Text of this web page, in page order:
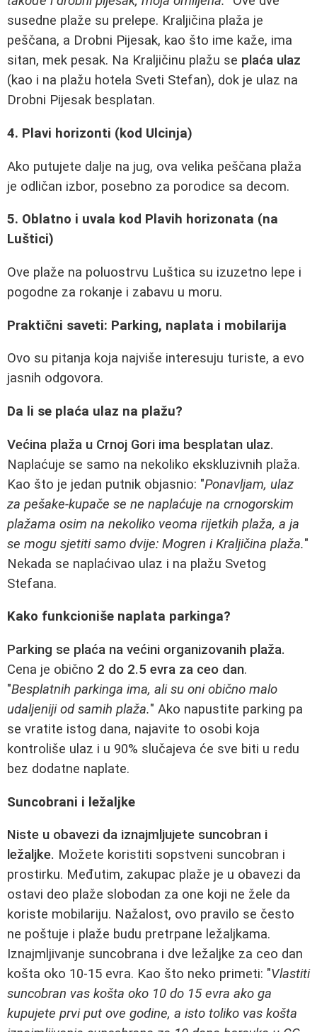
susedne plaže su prelepe. Kraljičina plaža je
peščana, a Drobni Pijesak, kao što ime kaže, ima
sitan, mek pesak. Na Kraljičinu plažu se plaća ulaz
(kao i na plažu hotela Sveti Stefan), dok je ulaz na
Drobni Pijesak besplatan.
4. Plavi horizonti (kod Ulcinja)
Ako putujete dalje na jug, ova velika peščana plaža
je odličan izbor, posebno za porodice sa decom.
5. Oblatno i uvala kod Plavih horizonata (na
Luštici)
Ove plaže na poluostrvu Luštica su izuzetno lepe i
pogodne za rokanje i zabavu u moru.
Praktični saveti: Parking, naplata i mobilarija
Ovo su pitanja koja najviše interesuju turiste, a evo
jasnih odgovora.
Da li se plaća ulaz na plažu?
Većina plaža u Crnoj Gori ima besplatan ulaz.
Naplaćuje se samo na nekoliko ekskluzivnih plaža.
Kao što je jedan putnik objasnio: "Ponavljam, ulaz
za pešake-kupače se ne naplaćuje na crnogorskim
plažama osim na nekoliko veoma rijetkih plaža, a ja
se mogu sjetiti samo dvije: Mogren i Kraljičina plaža."
Nekada se naplaćivao ulaz i na plažu Svetog
Stefana.
Kako funkcioniše naplata parkinga?
Parking se plaća na većini organizovanih plaža.
Cena je obično 2 do 2.5 evra za ceo dan.
"Besplatnih parkinga ima, ali su oni obično malo
udaljeniji od samih plaža." Ako napustite parking pa
se vratite istog dana, najavite to osobi koja
kontroliše ulaz i u 90% slučajeva će sve biti u redu
bez dodatne naplate.
Suncobrani i ležaljke
Niste u obavezi da iznajmljujete suncobran i
ležaljke. Možete koristiti sopstveni suncobran i
prostirku. Međutim, zakupac plaže je u obavezi da
ostavi deo plaže slobodan za one koji ne žele da
koriste mobilariju. Nažalost, ovo pravilo se često
ne poštuje i plaže budu pretrpane ležaljkama.
Iznajmljivanje suncobrana i dve ležaljke za ceo dan
košta oko 10-15 evra. Kao što neko primeti: "Vlastiti
suncobran vas košta oko 10 do 15 evra ako ga
kupujete prvi put ove godine, a isto toliko vas košta